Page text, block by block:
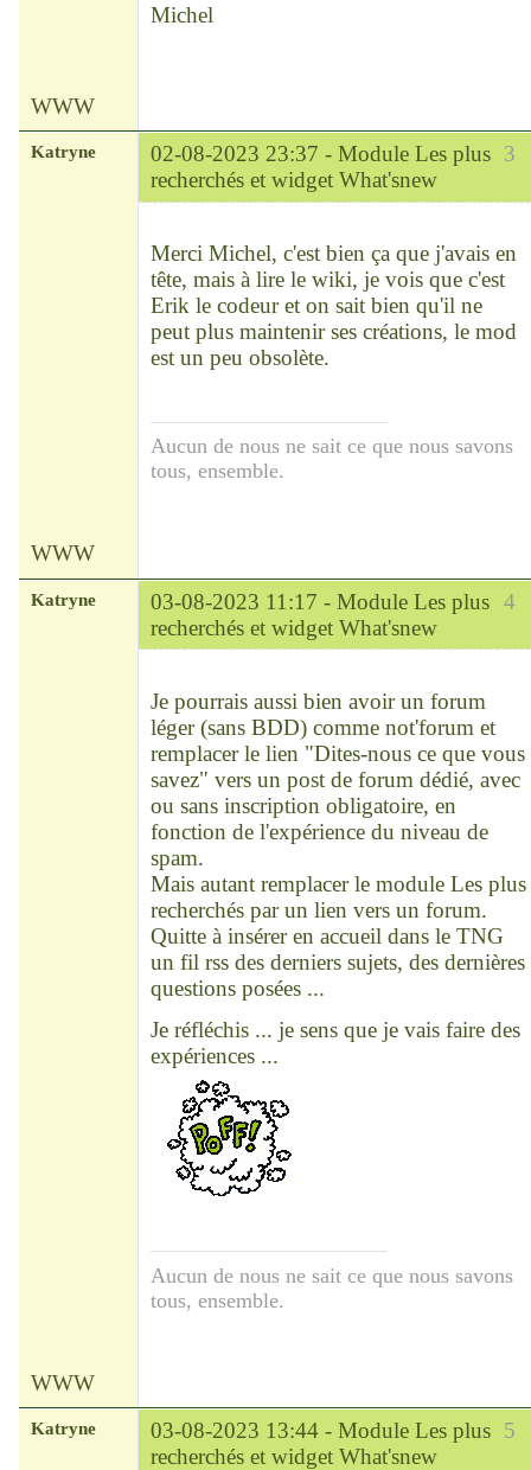
Michel
WWW
3
Katryne 02-08-2023 23:37 - Module Les plus
recherchés et widget What'snew
Merci Michel, c'est bien ça que j'avais en
tête, mais à lire le wiki, je vois que c'est
Erik le codeur et on sait bien qu'il ne
peut plus maintenir ses créations, le mod
est un peu obsolète.
Aucun de nous ne sait ce que nous savons
tous, ensemble.
WWW
4
Katryne 03-08-2023 11:17 - Module Les plus
recherchés et widget What'snew
Je pourrais aussi bien avoir un forum
léger (sans BDD) comme not'forum et
remplacer le lien "Dites-nous ce que vous
savez" vers un post de forum dédié, avec
ou sans inscription obligatoire, en
fonction de l'expérience du niveau de
spam.
Mais autant remplacer le module Les plus
recherchés par un lien vers un forum.
Quitte à insérer en accueil dans le TNG
un fil rss des derniers sujets, des dernières
questions posées ...
Je réfléchis ... je sens que je vais faire des
expériences ...
Aucun de nous ne sait ce que nous savons
tous, ensemble.
WWW
5
Katryne 03-08-2023 13:44 - Module Les plus
recherchés et widget What'snew